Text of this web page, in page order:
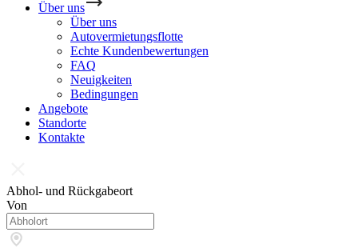
Über uns
Über uns
Autovermietungsflotte
Echte Kundenbewertungen
FAQ
Neuigkeiten
Bedingungen
Angebote
Standorte
Kontakte
Abhol- und Rückgabeort
Von